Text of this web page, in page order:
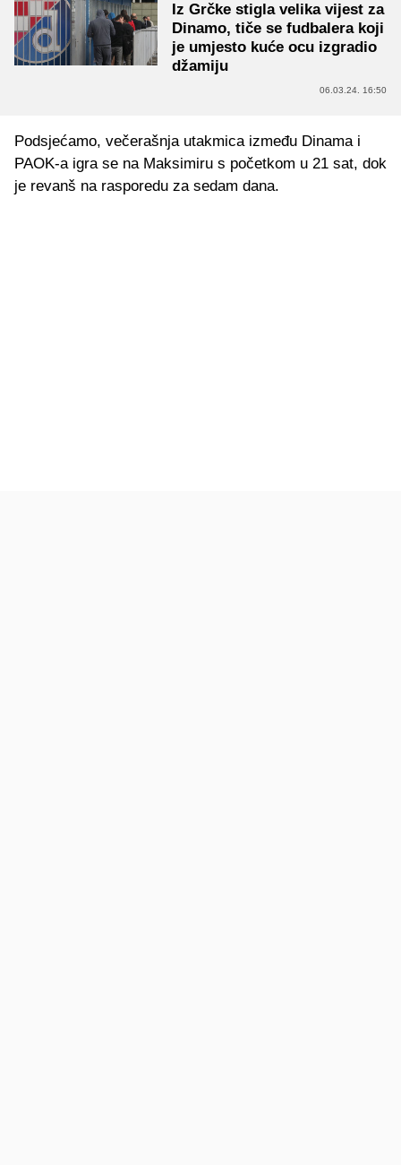
Iz Grčke stigla velika vijest za
Dinamo, tiče se fudbalera koji
je umjesto kuće ocu izgradio
džamiju
06.03.24. 16:50
Podsjećamo, večerašnja utakmica između Dinama i
PAOK-a igra se na Maksimiru s početkom u 21 sat, dok
je revanš na rasporedu za sedam dana.